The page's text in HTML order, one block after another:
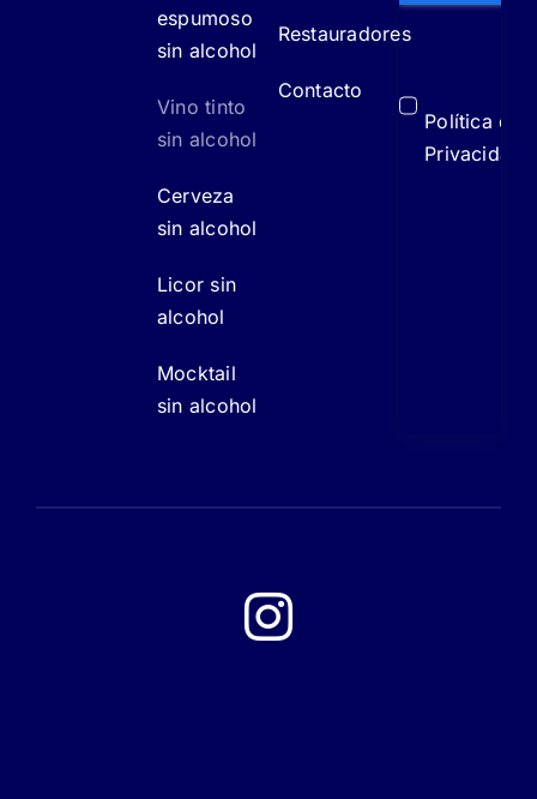
espumoso
sin alcohol
Vino tinto
sin alcohol
Cerveza
sin alcohol
Licor sin
alcohol
Mocktail
sin alcohol
Restauradores
Contacto
Política de
Privacidad